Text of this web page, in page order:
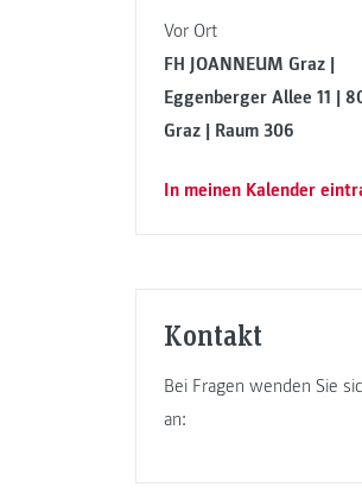
Vor Ort
FH JOANNEUM Graz |
Eggenberger Allee 11 |
Graz | Raum 306
In meinen Kalender
Kontakt
Bei Fragen wenden Sie
an: